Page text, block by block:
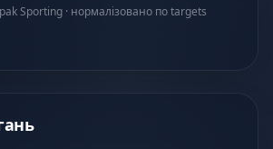
Sporting · нормалізовано по targets